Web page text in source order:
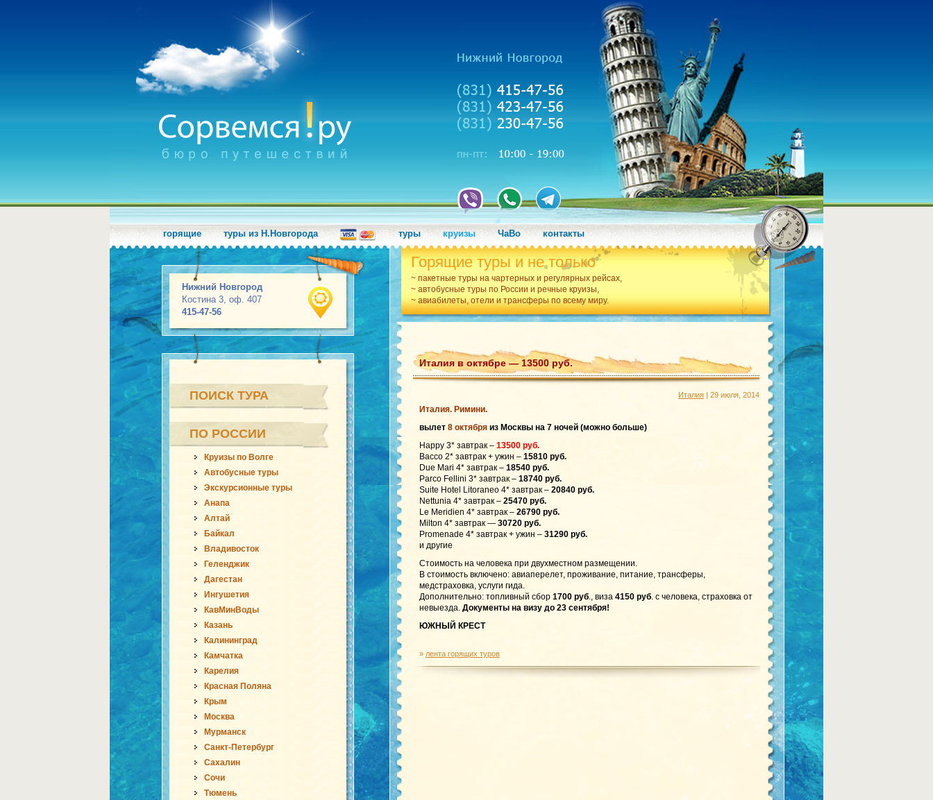
горящие туры из Н.Новгорода туры круизы ЧаВо контакты
Нижний Новгород
Костина 3, оф. 407
415-47-56
Горящие туры и не только
~ пакетные туры на чартерных и регулярных рейсах,
~ автобусные туры по России и речные круизы,
~ авиабилеты, отели и трансферы по всему миру.
ПОИСК ТУРА
ПО РОССИИ
Круизы по Волге
Автобусные туры
Экскурсионные туры
Анапа
Алтай
Байкал
Владивосток
Геленджик
Дагестан
Ингушетия
КавМинВоды
Казань
Калининград
Камчатка
Карелия
Красная Поляна
Крым
Москва
Мурманск
Санкт-Петербург
Сахалин
Сочи
Тюмень
Италия в октябре — 13500 руб.
Италия | 29 июля, 2014
Италия. Римини.
вылет 8 октября из Москвы на 7 ночей (можно больше)
Happy 3* завтрак – 13500 руб.
Bacco 2* завтрак + ужин – 15810 руб.
Due Mari 4* завтрак – 18540 руб.
Parco Fellini 3* завтрак – 18740 руб.
Suite Hotel Litoraneo 4* завтрак – 20840 руб.
Nettunia 4* завтрак – 25470 руб.
Le Meridien 4* завтрак – 26790 руб.
Milton 4* завтрак — 30720 руб.
Promenade 4* завтрак + ужин – 31290 руб.
и другие
Стоимость на человека при двухместном размещении.
В стоимость включено: авиаперелет, проживание, питание, трансферы,
медстраховка, услуги гида.
Дополнительно: топливный сбор 1700 руб., виза 4150 руб. с человека, страховка от
невыезда. Документы на визу до 23 сентября!
ЮЖНЫЙ КРЕСТ
» лента горящих туров